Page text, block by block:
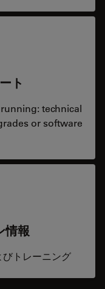
ト
technical
or software
情報
トレーニング